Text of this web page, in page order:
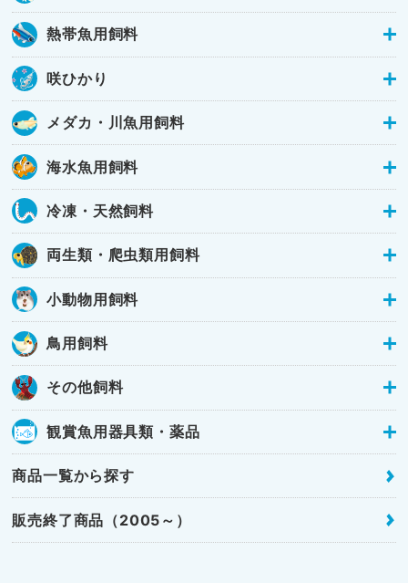
熱帯魚用飼料
咲ひかり
メダカ・川魚用飼料
海水魚用飼料
冷凍・天然飼料
両生類・爬虫類用飼料
小動物用飼料
鳥用飼料
その他飼料
観賞魚用器具類・薬品
商品一覧から探す
販売終了商品（2005～）